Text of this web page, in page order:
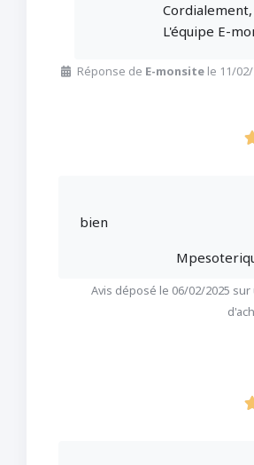
Cordialement,
L'équipe E-
Réponse de E-monsite le 11/
bien
Avis déposé le 06/02/2025